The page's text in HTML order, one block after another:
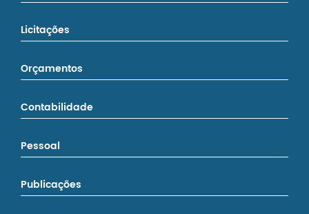
Licitações
Orçamentos
Contabilidade
Pessoal
Publicações